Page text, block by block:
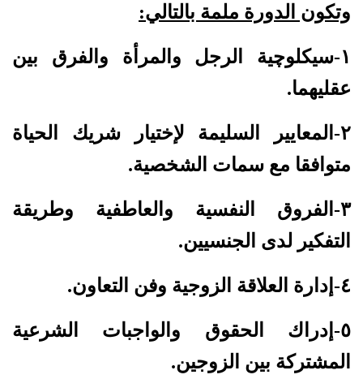
وتكون الدورة ملمة بالتالي:
١-سيكلوچية الرجل والمرأة والفرق بين
عقليهما.
٢-المعايير السليمة لإختيار شريك الحياة
متوافقا مع سمات الشخصية.
٣-الفروق النفسية والعاطفية وطريقة
التفكير لدى الجنسيين.
٤-إدارة العلاقة الزوجية وفن التعاون.
٥-إدراك الحقوق والواجبات الشرعية
المشتركة بين الزوجين.